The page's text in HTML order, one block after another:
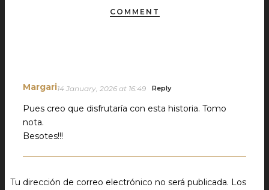
COMMENT
Margari14 January, 2026 at 16:49 Reply
Pues creo que disfrutaría con esta historia. Tomo
nota.
Besotes!!!
Tu dirección de correo electrónico no será publicada. Los